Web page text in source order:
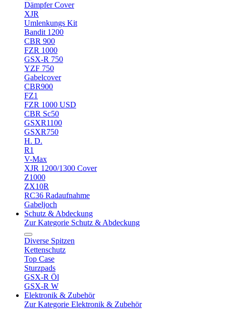
Dämpfer Cover
XJR
Umlenkungs Kit
Bandit 1200
CBR 900
FZR 1000
GSX-R 750
YZF 750
Gabelcover
CBR900
FZ1
FZR 1000 USD
CBR Sc50
GSXR1100
GSXR750
H. D.
R1
V-Max
XJR 1200/1300 Cover
Z1000
ZX10R
RC36 Radaufnahme
Gabeljoch
Schutz & Abdeckung
Zur Kategorie Schutz & Abdeckung
Diverse Spitzen
Kettenschutz
Top Case
Sturzpads
GSX-R Öl
GSX-R W
Elektronik & Zubehör
Zur Kategorie Elektronik & Zubehör